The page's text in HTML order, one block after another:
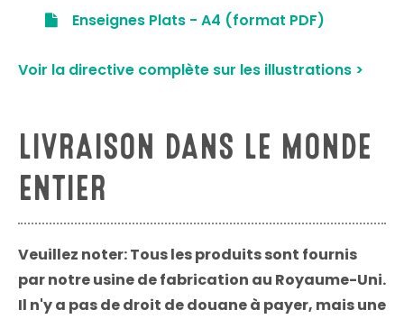
Enseignes Plats - A4 (format PDF)
Voir la directive complète sur les illustrations >
LIVRAISON DANS LE MONDE
ENTIER
Veuillez noter: Tous les produits sont fournis
par notre usine de fabrication au Royaume-Uni.
Il n'y a pas de droit de douane à payer, mais une